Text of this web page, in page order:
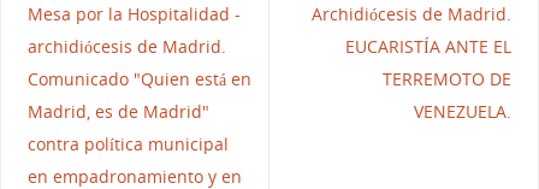
Mesa por la Hospitalidad -
archidiócesis de Madrid.
Comunicado "Quien está en
Madrid, es de Madrid"
contra política municipal
en empadronamiento y en
Archidiócesis de Madrid.
EUCARISTÍA ANTE EL
TERREMOTO DE
VENEZUELA.